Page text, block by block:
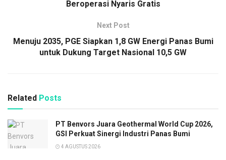
Beroperasi Nyaris Gratis
Next Post
Menuju 2035, PGE Siapkan 1,8 GW Energi Panas Bumi
untuk Dukung Target Nasional 10,5 GW
Related Posts
PT Benvors Juara Geothermal World Cup 2026,
GSI Perkuat Sinergi Industri Panas Bumi
4 AGUSTUS 2026